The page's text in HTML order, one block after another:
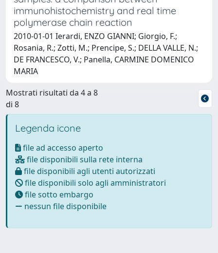
immunohistochemistry and real time
polymerase chain reaction
2010-01-01 Ierardi, ENZO GIANNI; Giorgio, F.;
Rosania, R.; Zotti, M.; Prencipe, S.; DELLA VALLE, N.;
DE FRANCESCO, V.; Panella, CARMINE DOMENICO
MARIA
Mostrati risultati da 4 a 8
di 8
Legenda icone
file ad accesso aperto
file disponibili sulla rete interna
file disponibili agli utenti autorizzati
file disponibili solo agli amministratori
file sotto embargo
nessun file disponibile